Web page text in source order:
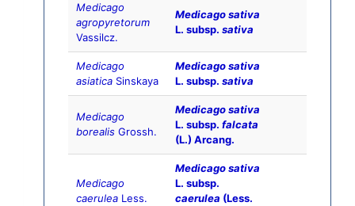
Medicago
agropyretorum
Vassilcz.
Medicago sativa
L. subsp. sativa
Medicago
asiatica Sinskaya
Medicago sativa
L. subsp. sativa
Medicago
borealis Grossh.
Medicago sativa
L. subsp. falcata
(L.) Arcang.
Medicago
caerulea Less.
Medicago sativa
L. subsp.
caerulea (Less.